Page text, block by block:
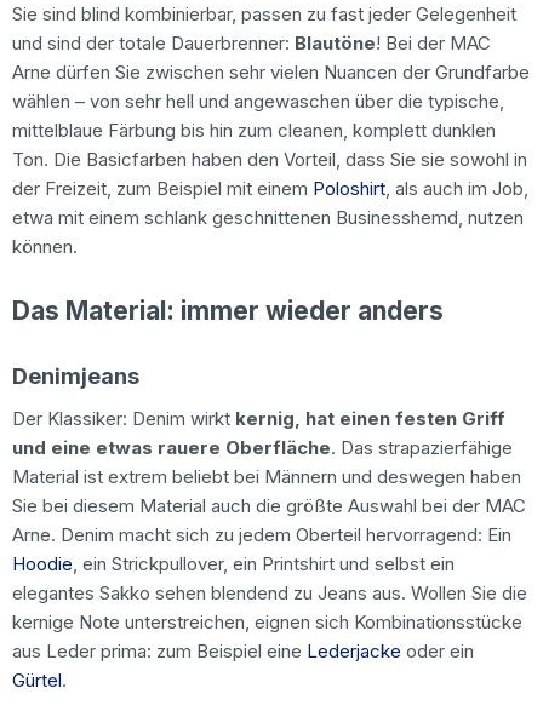
Sie sind blind kombinierbar, passen zu fast jeder Gelegenheit
und sind der totale Dauerbrenner: Blautöne! Bei der MAC
Arne dürfen Sie zwischen sehr vielen Nuancen der Grundfarbe
wählen – von sehr hell und angewaschen über die typische,
mittelblaue Färbung bis hin zum cleanen, komplett dunklen
Ton. Die Basicfarben haben den Vorteil, dass Sie sie sowohl in
der Freizeit, zum Beispiel mit einem Poloshirt, als auch im Job,
etwa mit einem schlank geschnittenen Businesshemd, nutzen
können.
Das Material: immer wieder anders
Denimjeans
Der Klassiker: Denim wirkt kernig, hat einen festen Griff
und eine etwas rauere Oberfläche. Das strapazierfähige
Material ist extrem beliebt bei Männern und deswegen haben
Sie bei diesem Material auch die größte Auswahl bei der MAC
Arne. Denim macht sich zu jedem Oberteil hervorragend: Ein
Hoodie, ein Strickpullover, ein Printshirt und selbst ein
elegantes Sakko sehen blendend zu Jeans aus. Wollen Sie die
kernige Note unterstreichen, eignen sich Kombinationsstücke
aus Leder prima: zum Beispiel eine Lederjacke oder ein
Gürtel.